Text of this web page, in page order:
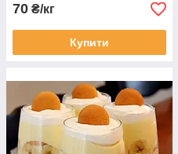
70 ₴/кг
Купити